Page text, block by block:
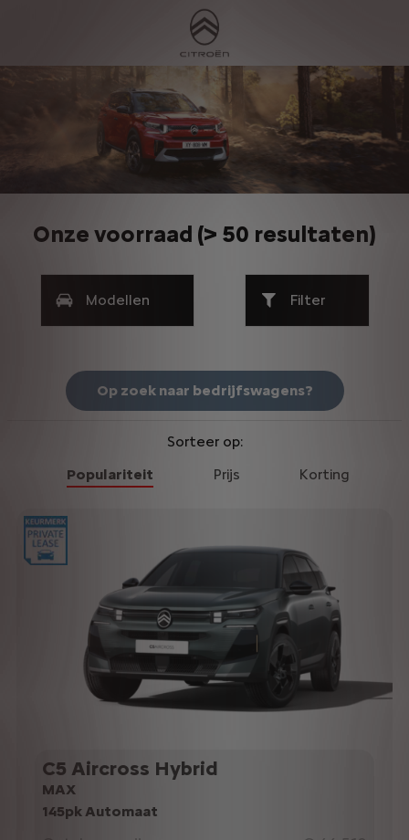
Onze voorraad (> 50 resultaten)
Modellen Filter
Op zoek naar bedrijfswagens?
Sorteer op:
Populariteit
Prijs Korting
C5 Aircross Hybrid
MAX
145pk Automaat